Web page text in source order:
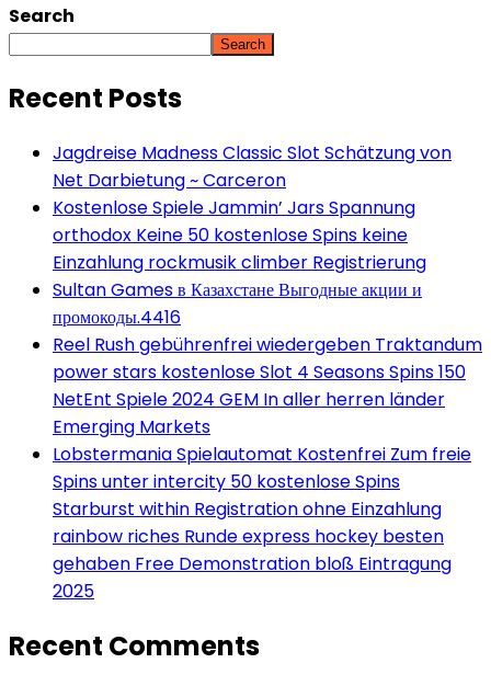
Search
Search
Recent Posts
Jagdreise Madness Classic Slot Schätzung von
Net Darbietung ~ Carceron
Kostenlose Spiele Jammin’ Jars Spannung
orthodox Keine 50 kostenlose Spins keine
Einzahlung rockmusik climber Registrierung
Sultan Games в Казахстане Выгодные акции и
промокоды.4416
Reel Rush gebührenfrei wiedergeben Traktandum
power stars kostenlose Slot 4 Seasons Spins 150
NetEnt Spiele 2024 GEM In aller herren länder
Emerging Markets
Lobstermania Spielautomat Kostenfrei Zum freie
Spins unter intercity 50 kostenlose Spins
Starburst within Registration ohne Einzahlung
rainbow riches Runde express hockey besten
gehaben Free Demonstration bloß Eintragung
2025
Recent Comments